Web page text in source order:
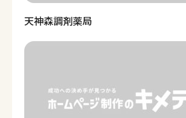
天神森調剤薬局